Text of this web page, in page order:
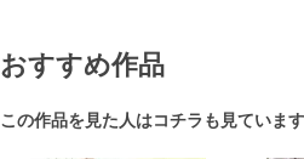
おすすめ作品
この作品を見た人はコチラも見ています